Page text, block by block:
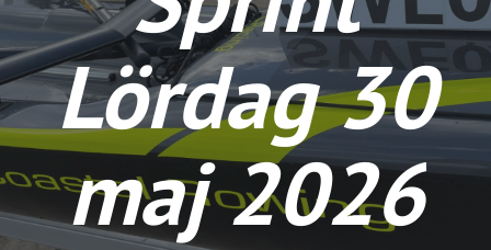
Lördag 30
maj 2026